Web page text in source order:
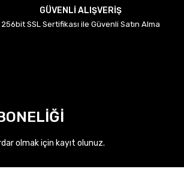
GÜVENLİ ALIŞVERİŞ
256bit SSL Sertifikası ile Güvenli Satın Alma
olmak için kayıt olunuz.